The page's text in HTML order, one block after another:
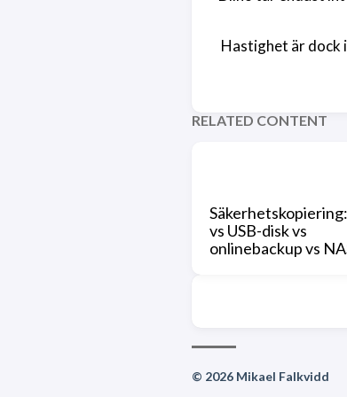
Hastighet är dock
RELATED CONTENT
vs USB-disk vs
onlinebackup vs
© 2026 Mikael Falkvidd